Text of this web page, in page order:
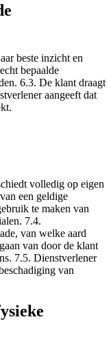
beste inzicht en
bepaalde
6.3. De klant draagt
aangeeft dat
volledig op eigen
een geldige
te maken van
7.4.
van welke aard
van door de klant
7.5. Dienstverlener
van